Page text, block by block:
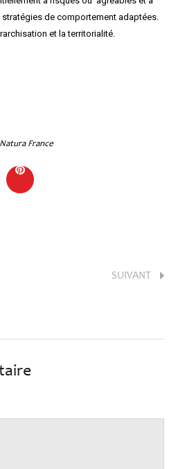
de comportement adaptées.
et la territorialité.
France
SUIVANT